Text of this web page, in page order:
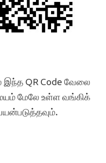
இந்த QR Code வேலை
மேலே உள்ள வங்கிக்